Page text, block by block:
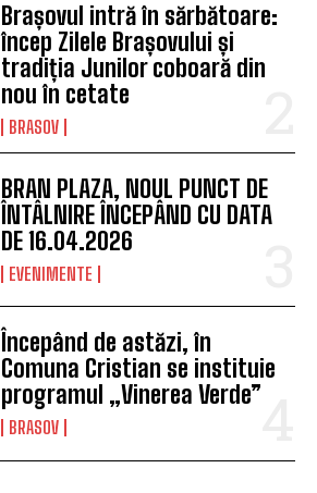
Brașovul intră în sărbătoare:
încep Zilele Brașovului și
tradiția Junilor coboară din
nou în cetate
BRASOV
BRAN PLAZA, NOUL PUNCT DE
ÎNTÂLNIRE ÎNCEPÂND CU DATA
DE 16.04.2026
EVENIMENTE
Începând de astăzi, în
Comuna Cristian se instituie
programul „Vinerea Verde”
BRASOV